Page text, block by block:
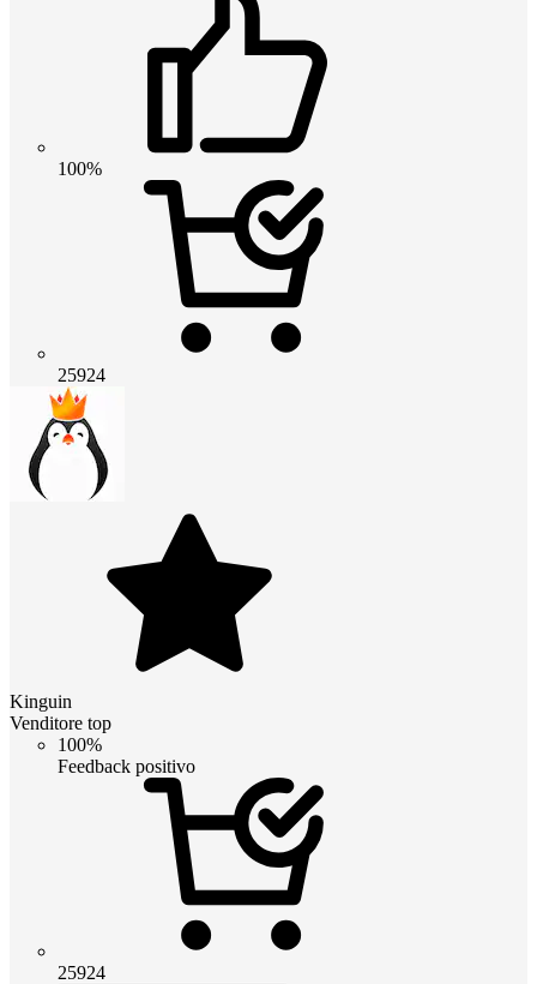
100%
25924
Kinguin
Venditore top
100%
Feedback positivo
25924